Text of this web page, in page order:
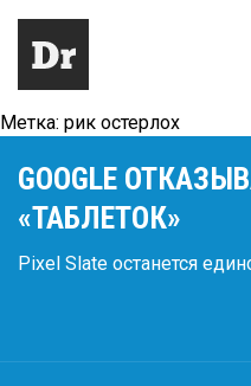
Метка: рик остерлох
GOOGLE
«ТАБЛЕТОК»
Pixel Slate останется